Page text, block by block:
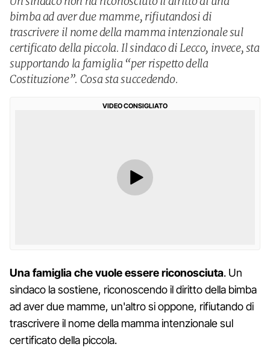
bimba ad aver due mamme, rifiutandosi di
trascrivere il nome della mamma intenzionale sul
certificato della piccola. Il sindaco di Lecco, invece, sta
supportando la famiglia “per rispetto della
Costituzione”. Cosa sta succedendo.
VIDEO CONSIGLIATO
Una famiglia che vuole essere riconosciuta. Un
sindaco la sostiene, riconoscendo il diritto della bimba
ad aver due mamme, un'altro si oppone, rifiutando di
trascrivere il nome della mamma intenzionale sul
certificato della piccola.